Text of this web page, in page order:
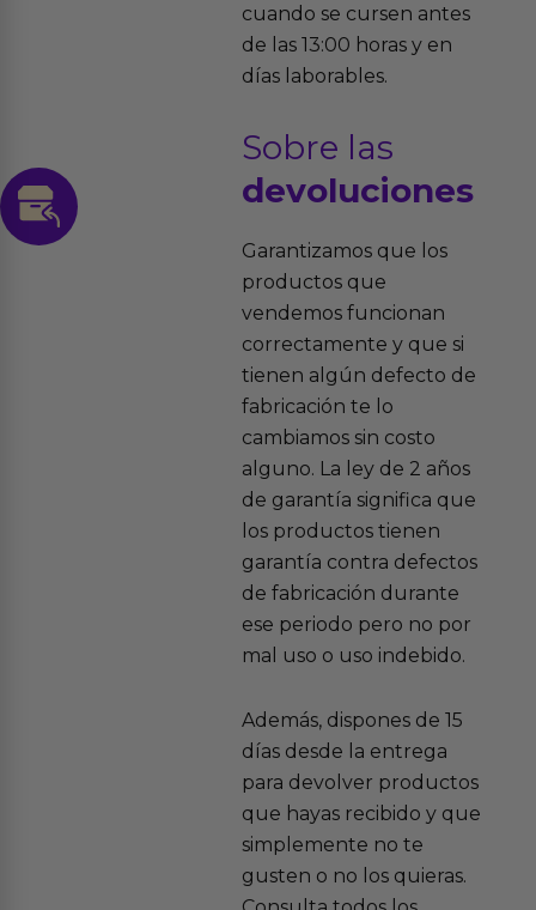
cuando se cursen antes
de las 13:00 horas y en
días laborables.
Sobre las
devoluciones
Garantizamos que los
productos que
vendemos funcionan
correctamente y que si
tienen algún defecto de
fabricación te lo
cambiamos sin costo
alguno. La ley de 2 años
de garantía significa que
los productos tienen
garantía contra defectos
de fabricación durante
ese periodo pero no por
mal uso o uso indebido.
Además, dispones de 15
días desde la entrega
para devolver productos
que hayas recibido y que
simplemente no te
gusten o no los quieras.